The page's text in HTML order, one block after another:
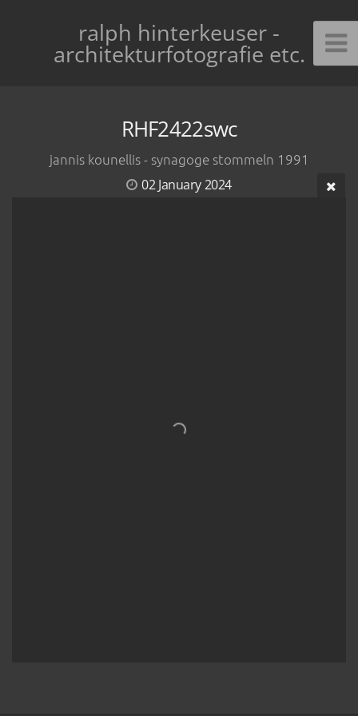
ralph hinterkeuser -
architekturfotografie etc.
RHF2422swc
jannis kounellis - synagoge stommeln 1991
02 January 2024